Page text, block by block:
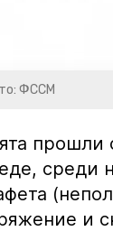
ФССМ
прошли
среди
и